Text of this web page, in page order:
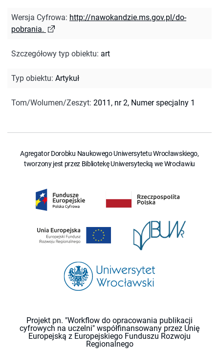
Wersja Cyfrowa: http://nawokandzie.ms.gov.pl/do-
pobrania.
Szczegółowy typ obiektu: art
Typ obiektu: Artykuł
Tom/Wolumen/Zeszyt: 2011, nr 2, Numer specjalny 1
Agregator Dorobku Naukowego Uniwersytetu Wrocławskiego,
tworzony jest przez Bibliotekę Uniwersytecką we Wrocławiu
Projekt pn. "Workflow do opracowania publikacji
cyfrowych na uczelni" współfinansowany przez Unię
Europejską z Europejskiego Funduszu Rozwoju
Regionalnego